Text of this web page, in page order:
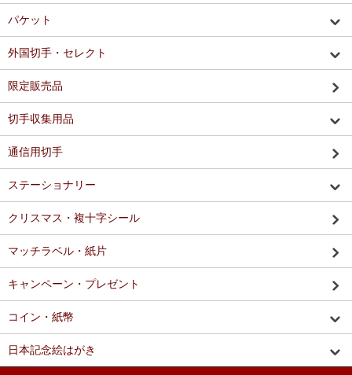
パケット
外国切手・セレクト
限定販売品
切手収集用品
通信用切手
ステーショナリー
クリスマス・複十字シール
マッチラベル・紙片
キャンペーン・プレゼント
コイン・紙幣
日本記念絵はがき